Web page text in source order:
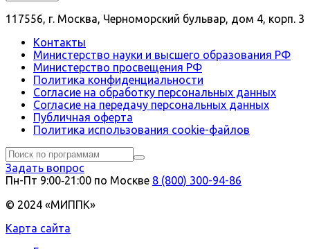
117556, г. Москва, Черноморский бульвар, дом 4, корп. 3
Контакты
Министерство науки и высшего образования РФ
Министерство просвещения РФ
Политика конфиденциальности
Согласие на обработку персональных данных
Согласие на передачу персональных данных
Публичная оферта
Политика использования сookie-файлов
Задать вопрос
Пн-Пт 9:00‑21:00 по Москве 8 (800) 300-94-86
© 2024 «МИППК»
Карта сайта